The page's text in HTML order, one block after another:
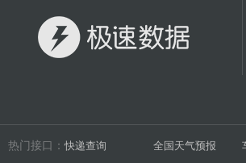
热门接口： 快递查询 全国天气预报